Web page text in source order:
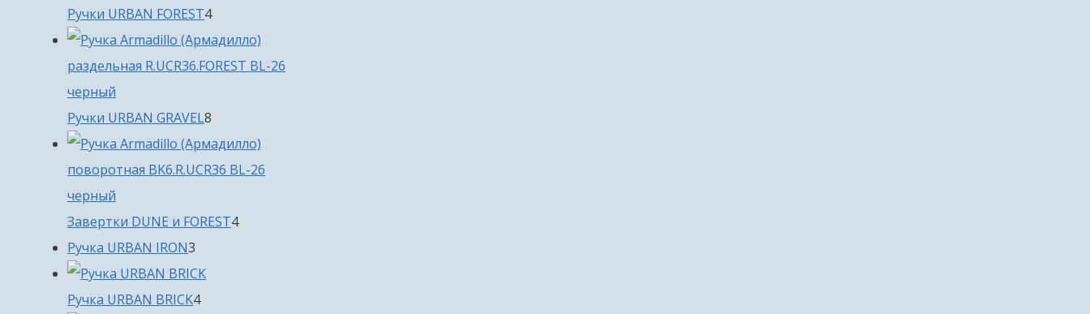
Ручки URBAN FOREST44
товара
Ручки URBAN GRAVEL8
товаров
Завертки DUNE и FOREST44
Ручка URBAN IRON3
товара
Ручка URBAN BRICK44